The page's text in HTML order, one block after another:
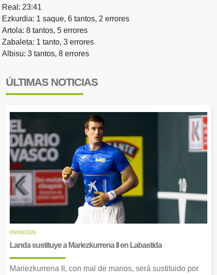
Real: 23:41
Ezkurdia: 1 saque, 6 tantos, 2 errores
Artola: 8 tantos, 5 errores
Zabaleta: 1 tanto, 3 errores
Albisu: 3 tantos, 8 errores
ÚLTIMAS NOTICIAS
09/08/2026
Landa sustituye a Mariezkurrena II en Labastida
Mariezkurrena II, con mal de manos, será sustituido por